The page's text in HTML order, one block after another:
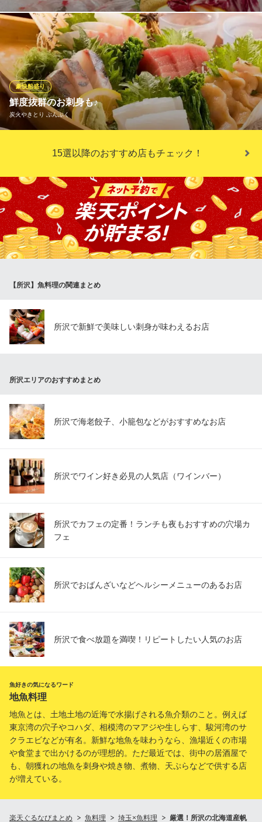
釣った魚は刺身・塩焼き・煮付け・唐揚げなどからご希望の方法
で調理。プリプリ新鮮な魚を是非味わってみてください！
釣船茶屋 ざうお 所沢店
お魚釣りができる居酒屋
西武池袋線所沢駅東口 車10分
埼玉県所沢市牛沼431-1
鮮度抜群のお刺身も♪
炭火やきとり ぶんぶく
豪快船盛り
ぶんぶくは焼き鳥だけでなくお刺身も自信を持ってご提供させて
いただいております！ 新鮮な鮮魚を目の前で調理し、舟盛りにて
炭火やきとり ぶんぶく
新所沢大小宴会居酒屋
西武新宿線新所沢駅 徒歩7分
埼玉県所沢市緑町4-8-21
15選以降のおすすめ店もチェック！
【所沢】魚料理の関連まとめ
所沢で新鮮で美味しい刺身が味わえるお店
所沢エリアのおすすめまとめ
所沢で海老餃子、小籠包などがおすすめなお店
所沢でワイン好き必見の人気店（ワインバー）
所沢でカフェの定番！ランチも夜もおすすめの穴場カ
フェ
所沢でおばんざいなどヘルシーメニューのあるお店
所沢で食べ放題を満喫！リピートしたい人気のお店
魚好きの気になるワード
地魚料理
地魚とは、土地土地の近海で水揚げされる魚介類のこと。例えば
東京湾の穴子やコハダ、相模湾のマアジや生しらす、駿河湾のサ
クラエビなどが有名。新鮮な地魚を味わうなら、漁場近くの市場
や食堂まで出かけるのが理想的。ただ最近では、街中の居酒屋で
も、朝獲れの地魚を刺身や焼き物、煮物、天ぷらなどで供する店
が増えている。
楽天ぐるなびまとめ 魚料理 埼玉×魚料理 厳選！所沢の北海道産帆